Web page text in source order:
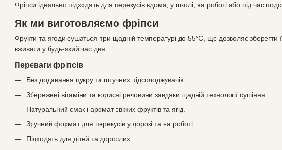
Фріпси ідеально підходять для перекусів вдома, у школі, на роботі або під час
Як ми виготовляємо фріпси
Фрукти та ягоди сушаться при щадній температурі до 55°C, що дозволяє зберегти
вживати у будь-який час дня.
Переваги фріпсів
Без додавання цукру та штучних підсолоджувачів.
Збережені вітаміни та корисні речовини завдяки щадній технології сушіння.
Натуральний смак і аромат свіжих фруктів та ягід.
Зручний формат для перекусів у дорозі та на роботі.
Підходять для дітей та дорослих.